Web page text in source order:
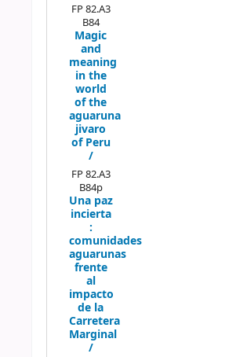
FP 82.A3
B84
Magic
and
meaning
in the
world
of the
aguaruna
jivaro
of Peru
/
FP 82.A3
B84p
Una paz
incierta
:
comunidades
aguarunas
frente
al
impacto
de la
Carretera
Marginal
/